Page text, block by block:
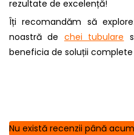
rezultate de excelență!
Îți recomandăm să
noastră de chei tubulare
beneficia de soluții
Nu există recenzii până